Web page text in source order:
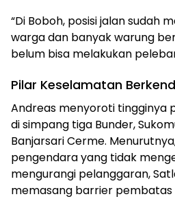
“Di Boboh, posisi jalan sudah
warga dan banyak warung
belum bisa melakukan
Pilar Keselamatan
Andreas menyoroti tingginya
di simpang tiga Bunder,
Banjarsari Cerme.
pengendara yang tidak
mengurangi pelanggaran,
memasang barrier pembatas